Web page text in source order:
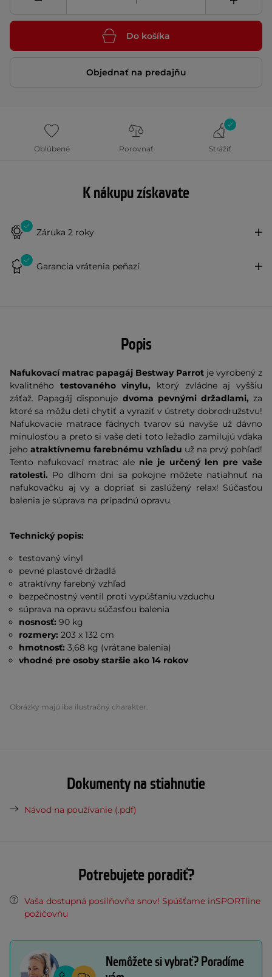
Do košíka
Objednať na predajňu
Obľúbené Porovnať Strážiť
K nákupu získavate
Záruka 2 roky
Garancia vrátenia peňazí
Popis
Nafukovací matrac papagáj Bestway Parrot je vyrobený z
kvalitného testovaného vinylu, ktorý zvládne aj vyššiu
záťaž. Papagáj disponuje dvoma pevnými držadlami, za
ktoré sa môžu deti chytiť a vyraziť v ústrety dobrodružstvu!
Nafukovacie matrace fádnych tvarov sú navyše už dávno
minulosťou a preto si vaše deti toto ležadlo zamilujú vďaka
jeho atraktívnemu farebnému vzhľadu už na prvý pohľad!
Tento nafukovací matrac ale nie je určený len pre vaše
ratolesti. Po dlhom dni sa pokojne môžete natiahnuť na
nafukovačku aj vy a dopriať si zaslúžený relax! Súčasťou
balenia je súprava na prípadnú opravu.
Technický popis:
testovaný vinyl
pevné plastové držadlá
atraktívny farebný vzhľad
bezpečnostný ventil proti vypúšťaniu vzduchu
súprava na opravu súčasťou balenia
nosnosť: 90 kg
rozmery: 203 x 132 cm
hmotnosť: 3,68 kg (vrátane balenia)
vhodné pre osoby staršie ako 14 rokov
Obrázky majú iba ilustračný charakter.
Dokumenty na stiahnutie
Návod na používanie (.pdf)
Potrebujete poradiť?
Vaša dostupná posilňovňa snov! Spúšťame inSPORTline
požičovňu
Nemôžete si vybrať? Poradíme